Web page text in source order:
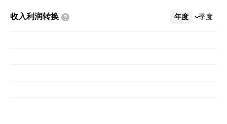
收入利润转换 年度 季度
更多